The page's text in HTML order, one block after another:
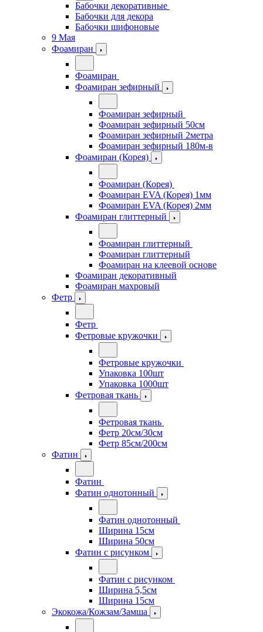
Бабочки декоративные
Бабочки для декора
Бабочки шифоновые
9 Мая
Фоамиран
Фоамиран
Фоамиран зефирный
Фоамиран зефирный
Фоамиран зефирный 50см
Фоамиран зефирный 2метра
Фоамиран зефирный 180м-в
Фоамиран (Корея)
Фоамиран (Корея)
Фоамиран EVA (Корея) 1мм
Фоамиран EVA (Корея) 2мм
Фоамиран глиттерный
Фоамиран глиттерный
Фоамиран глиттерный
Фоамиран на клеевой основе
Фоамиран декоративный
Фоамиран махровый
Фетр
Фетр
Фетровые кружочки
Фетровые кружочки
Упаковка 100шт
Упаковка 1000шт
Фетровая ткань
Фетровая ткань
Фетр 20см/30см
Фетр 85см/200см
Фатин
Фатин
Фатин однотонный
Фатин однотонный
Ширина 15см
Ширина 50см
Фатин с рисунком
Фатин с рисунком
Ширина 5,5см
Ширина 15см
Экокожа/Кожзам/Замша